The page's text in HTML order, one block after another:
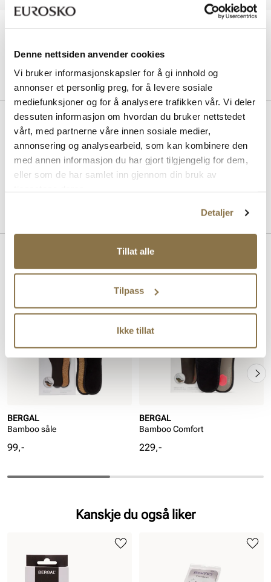
Denne nettsiden anvender cookies
Vi bruker informasjonskapsler for å gi innhold og
annonser et personlig preg, for å levere sosiale
mediefunksjoner og for å analysere trafikken vår. Vi deler
dessuten informasjon om hvordan du bruker nettstedet
vårt, med partnerne våre innen sosiale medier,
annonsering og analysearbeid, som kan kombinere den
med annen informasjon du har gjort tilgjengelig for dem,
eller som de har samlet inn gjennom din bruk av
Detaljer
Tillat alle
Tilpass
Ikke tillat
30 dagers åpent kjøp
Hjemlevering 3-7 dager
Gratis retur i butikk
Beskrivelse
Rent naturprodukt, vegetabilsk garvet skinn av høy kvalitet. Sålen
holder skoene friske ved å absorbere fuktighet og redusere lukt.
Produktet er ideell for forretningssko og klassiske herresko.
BERGAL
Bamboo såle
Pris
99,-
BERGAL
Bamboo Comfort
Pris
229,-
Kanskje du også liker